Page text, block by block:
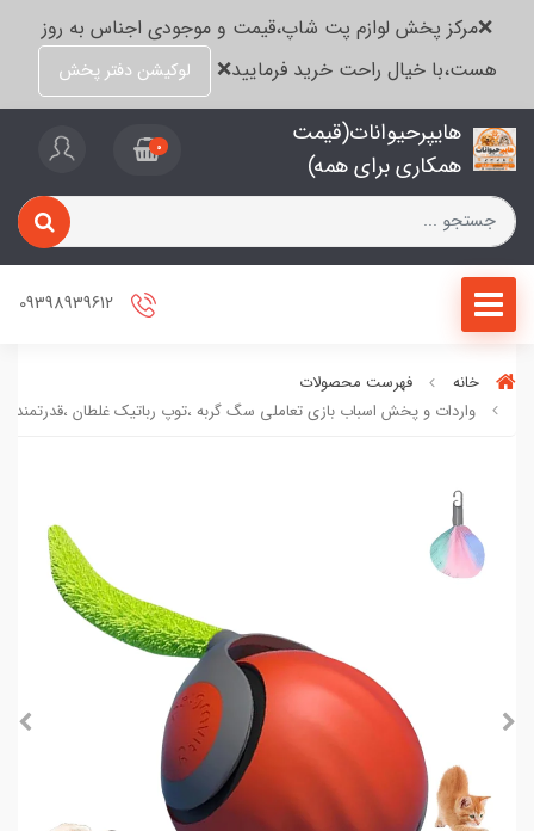
❌مرکز پخش لوازم پت شاپ،قیمت و موجودی اجناس به روز
هست،با خیال راحت خرید فرمایید❌
لوکیشن دفتر پخش
هایپرحیوانات(قیمت
همکاری برای همه)
0
خانه
فهرست محصولات
واردات و پخش اسباب بازی تعاملی سگ گربه ،توپ رباتیک غلطان